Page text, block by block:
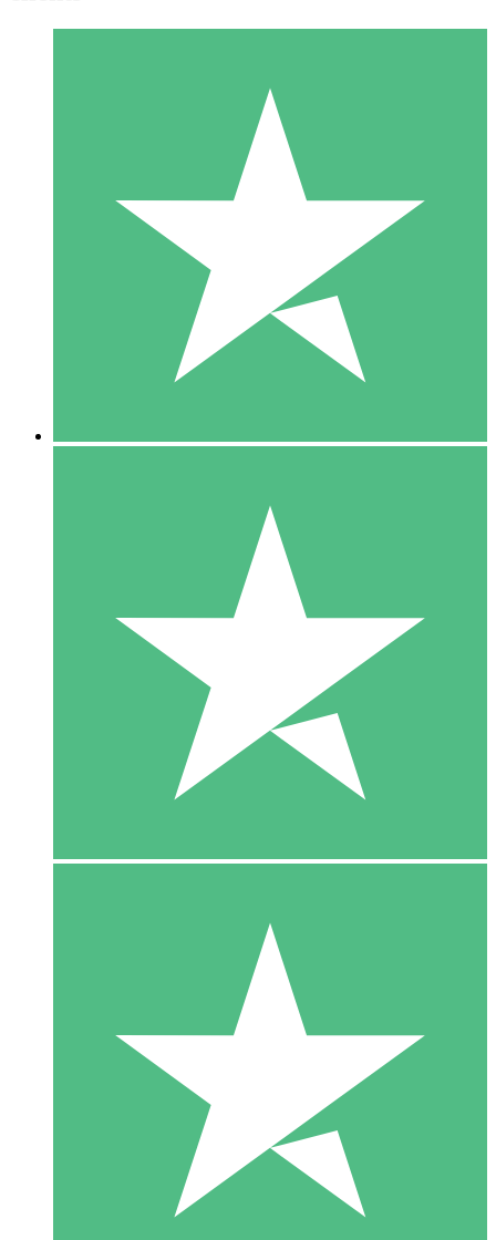
Packs de Crédits Individuels
Payez à l'utilisation avec des crédits de téléchargement. Sans
1 Téléchargement
10 00
10 Téléchargements
20 00